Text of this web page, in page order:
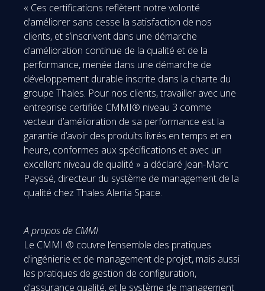
« Ces certifications reflètent notre volonté
d’améliorer sans cesse la satisfaction de nos
clients, et s’inscrivent dans une démarche
d’amélioration continue de la qualité et de la
performance, menée dans une démarche de
développement durable inscrite dans la charte du
groupe Thales. Pour nos clients, travailler avec une
entreprise certifiée CMMI® niveau 3 comme
vecteur d’amélioration de sa performance est la
garantie d’avoir des produits livrés en temps et en
heure, conformes aux spécifications et avec un
excellent niveau de qualité » a déclaré Jean-Marc
Payssé, directeur du système de management de la
qualité chez Thales Alenia Space.
A propos de CMMI
Le CMMI ® couvre l’ensemble des pratiques
d’ingénierie et de management de projet, mais aussi
les pratiques de gestion de configuration,
d’assurance qualité, et le système de management